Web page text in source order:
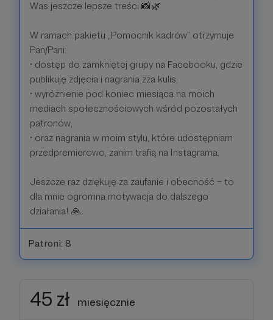
Was jeszcze lepsze treści 📸🌿
W ramach pakietu „Pomocnik kadrów” otrzymuje
Pan/Pani:
• dostęp do zamkniętej grupy na Facebooku, gdzie
publikuję zdjęcia i nagrania zza kulis,
• wyróżnienie pod koniec miesiąca na moich
mediach społecznościowych wśród pozostałych
patronów,
• oraz nagrania w moim stylu, które udostępniam
przedpremierowo, zanim trafią na Instagrama.
Jeszcze raz dziękuję za zaufanie i obecność – to
dla mnie ogromna motywacja do dalszego
działania! 🙏
Patroni: 8
45 zł miesięcznie